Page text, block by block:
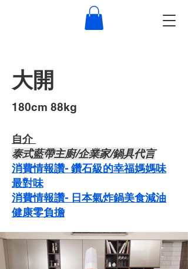
大開
​180cm 88kg
自介 ​
泰式藍帶主廚/企業家/鍋具代言
​消費情報讚- 鑽石級的幸福媽媽味
最對味
消費情報讚- 日本氣炸鍋美食減油
健康零負擔